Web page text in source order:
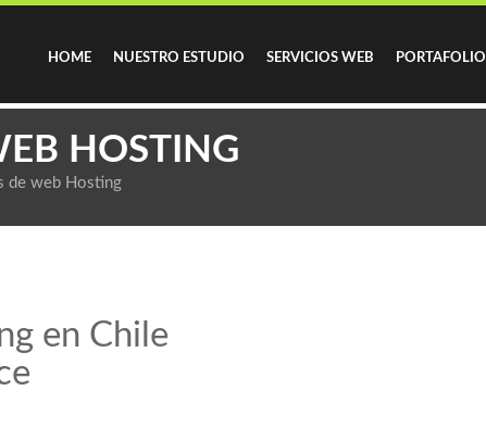
HOME NUESTRO ESTUDIO SERVICIOS WEB PORTAFOLIO
HOSTING
de web Hosting
en Chile